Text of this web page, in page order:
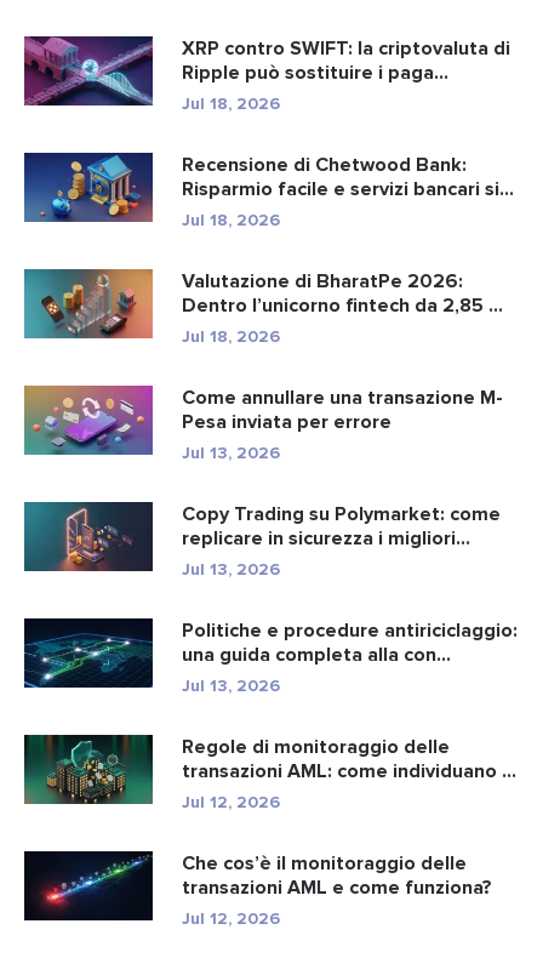
XRP contro SWIFT: la criptovaluta di
Ripple può sostituire i paga...
Jul 18, 2026
Recensione di Chetwood Bank:
Risparmio facile e servizi bancari si...
Jul 18, 2026
Valutazione di BharatPe 2026:
Dentro l’unicorno fintech da 2,85 ...
Jul 18, 2026
Come annullare una transazione M-
Pesa inviata per errore
Jul 13, 2026
Copy Trading su Polymarket: come
replicare in sicurezza i migliori...
Jul 13, 2026
Politiche e procedure antiriciclaggio:
una guida completa alla con...
Jul 13, 2026
Regole di monitoraggio delle
transazioni AML: come individuano i
r...
Jul 12, 2026
Che cos’è il monitoraggio delle
transazioni AML e come funziona?
Jul 12, 2026